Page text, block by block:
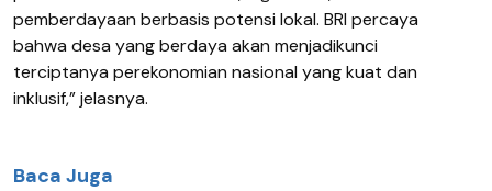
pemberdayaan berbasis potensi lokal. BRI percaya
bahwa desa yangberdaya akan menjadikunci
terciptanya perekonomian nasional yangkuat dan
inklusif,”jelasnya.
Baca Juga